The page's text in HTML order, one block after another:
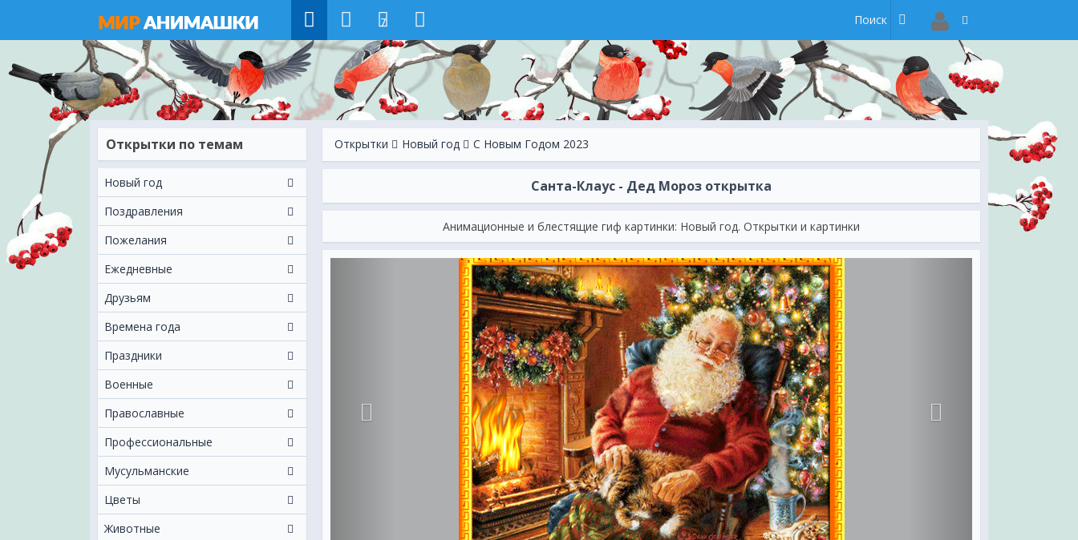
7
Открытки по темам
Новый год
Поздравления
Пожелания
Ежeдневные
Друзьям
Времена года
Праздники
Военные
Православные
Профессиональные
Мусульманские
Цветы
Животные
Открытки Новый год С Новым Годом 2023
Санта-Клаус - Дед Мороз открытка
Анимационные и блестящие гиф картинки: Новый год. Открытки и картинки